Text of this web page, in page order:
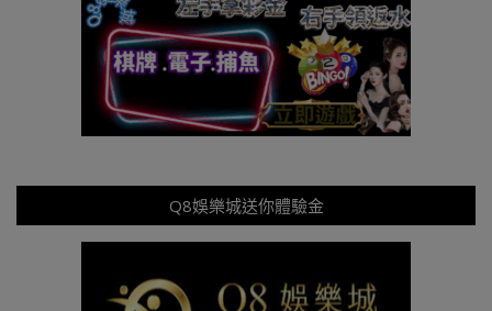
Q8娛樂城送你體驗金